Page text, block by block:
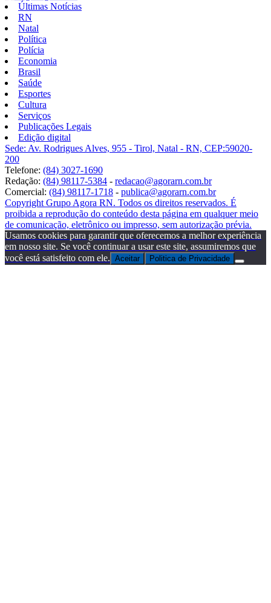
Últimas Notícias
RN
Natal
Política
Polícia
Economia
Brasil
Saúde
Esportes
Cultura
Serviços
Publicações Legais
Edição digital
Sede: Av. Rodrigues Alves, 955 - Tirol, Natal - RN, CEP:59020-
200
Telefone: (84) 3027-1690
Redação: (84) 98117-5384 - redacao@agorarn.com.br
Comercial: (84) 98117-1718 - publica@agorarn.com.br
Copyright Grupo Agora RN. Todos os direitos reservados. É
proibida a reprodução do conteúdo desta página em qualquer meio
de comunicação, eletrônico ou impresso, sem autorização prévia.
Usamos cookies para garantir que oferecemos a melhor experiência
em nosso site. Se você continuar a usar este site, assumiremos que
você está satisfeito com ele. Aceitar Politica de Privacidade